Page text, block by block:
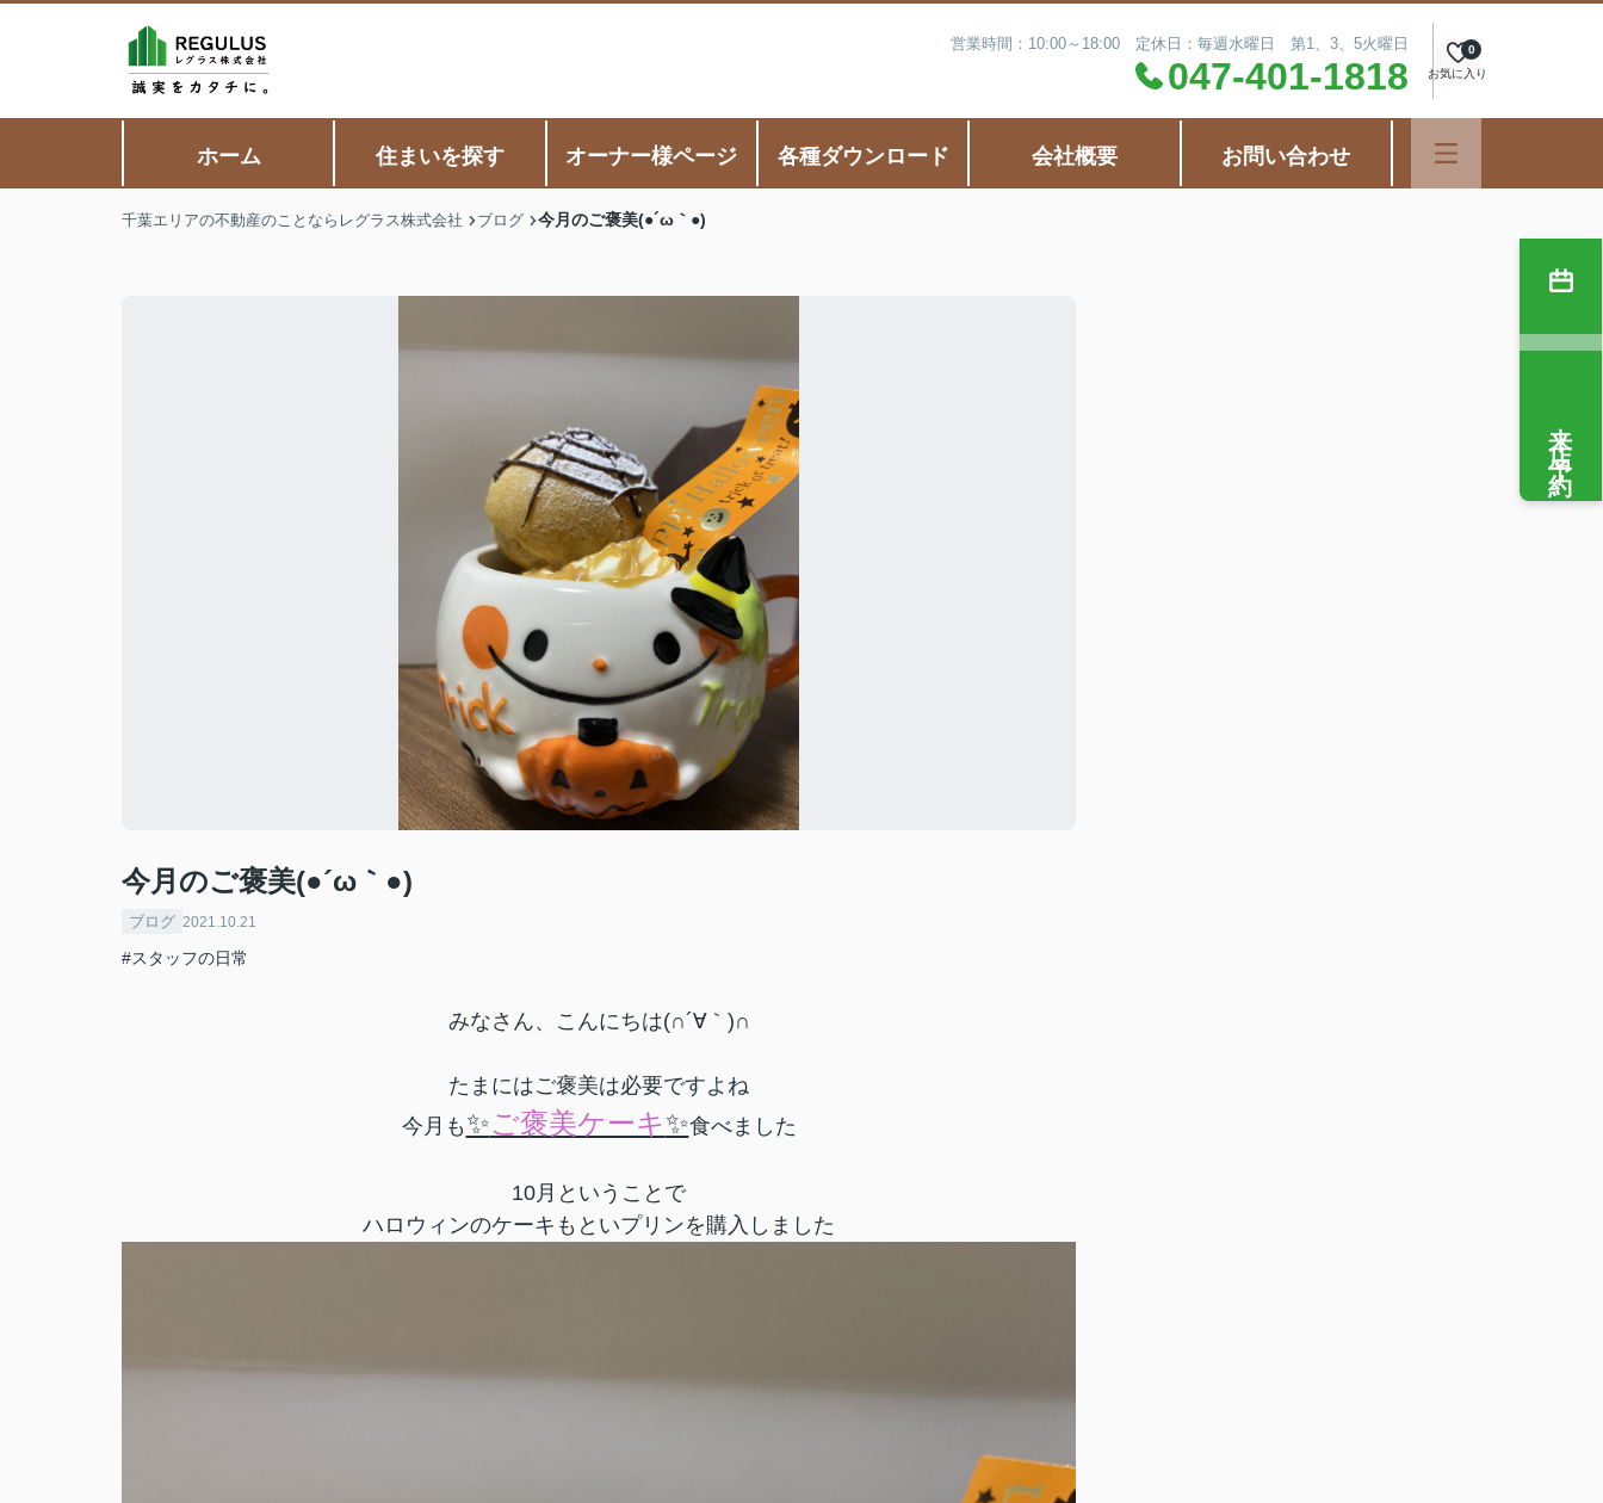
営業時間：10:00～18:00 定休日：毎週水曜日 第1、3、5火曜日
047-401-1818 お気に入り
0
ホーム 住まいを探す オーナー様ページ 各種ダウンロード 会社概要 お問い合わせ
千葉エリアの不動産のことならレグラス株式会社 ブログ 今月のご褒美(●´ω｀●)
今月のご褒美(●´ω｀●)
ブログ 2021.10.21
#スタッフの日常
みなさん、こんにちは(∩´∀｀)∩
たまにはご褒美は必要ですよね
今月も ✨ご褒美ケーキ✨食べました
10月ということで
ハロウィンのケーキもといプリンを購入しました
来店予約